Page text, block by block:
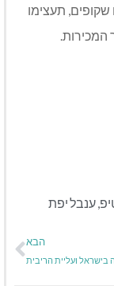
תעצימו
המכירות.
,ענבל יפת
הבא
בישראל ועליית הריבית